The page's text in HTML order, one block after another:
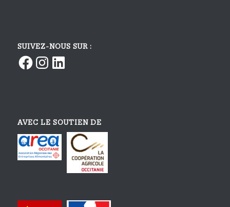
SUIVEZ-NOUS SUR :
FacebookInstagram
LinkedIn
AVEC LE SOUTIEN DE